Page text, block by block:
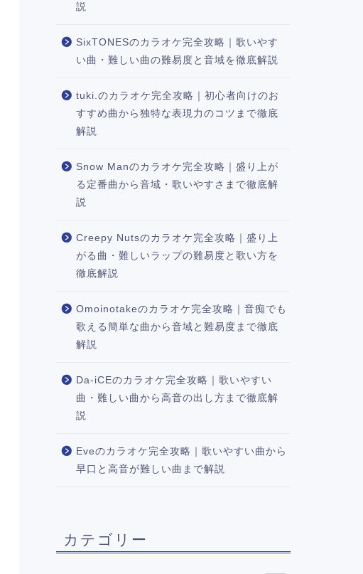
説
SixTONESのカラオケ完全攻略｜歌いやす
い曲・難しい曲の難易度と音域を徹底解説
tuki.のカラオケ完全攻略｜初心者向けのお
すすめ曲から独特な表現力のコツまで徹底
解説
Snow Manのカラオケ完全攻略｜盛り上が
る定番曲から音域・歌いやすさまで徹底解
説
Creepy Nutsのカラオケ完全攻略｜盛り上
がる曲・難しいラップの難易度と歌い方を
徹底解説
Omoinotakeのカラオケ完全攻略｜音痴でも
歌える簡単な曲から音域と難易度まで徹底
解説
Da-iCEのカラオケ完全攻略｜歌いやすい
曲・難しい曲から高音の出し方まで徹底解
説
Eveのカラオケ完全攻略｜歌いやすい曲から
早口と高音が難しい曲まで解説
カテゴリー